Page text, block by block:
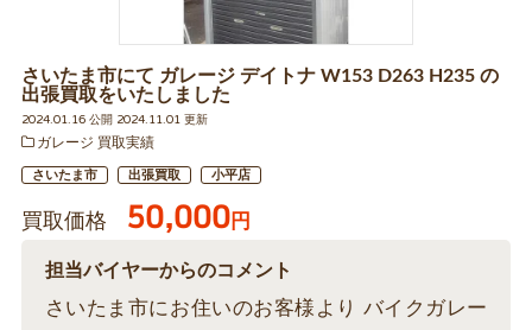
さいたま市にて ガレージ デイトナ W153 D263 H235 の
出張買取をいたしました
2024.01.16 公開 2024.11.01 更新
ガレージ 買取実績
さいたま市 出張買取 小平店
買取価格 50,000円
担当バイヤーからのコメント
さいたま市にお住いのお客様より バイクガレー